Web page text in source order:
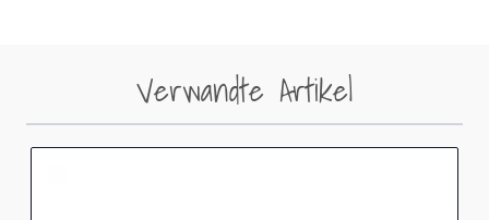
Verwandte Artikel